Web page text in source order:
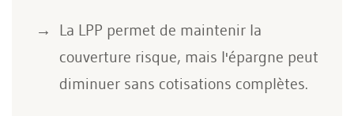
La LPP permet de maintenir la
couverture risque, mais l'épargne peut
diminuer sans cotisations complètes.